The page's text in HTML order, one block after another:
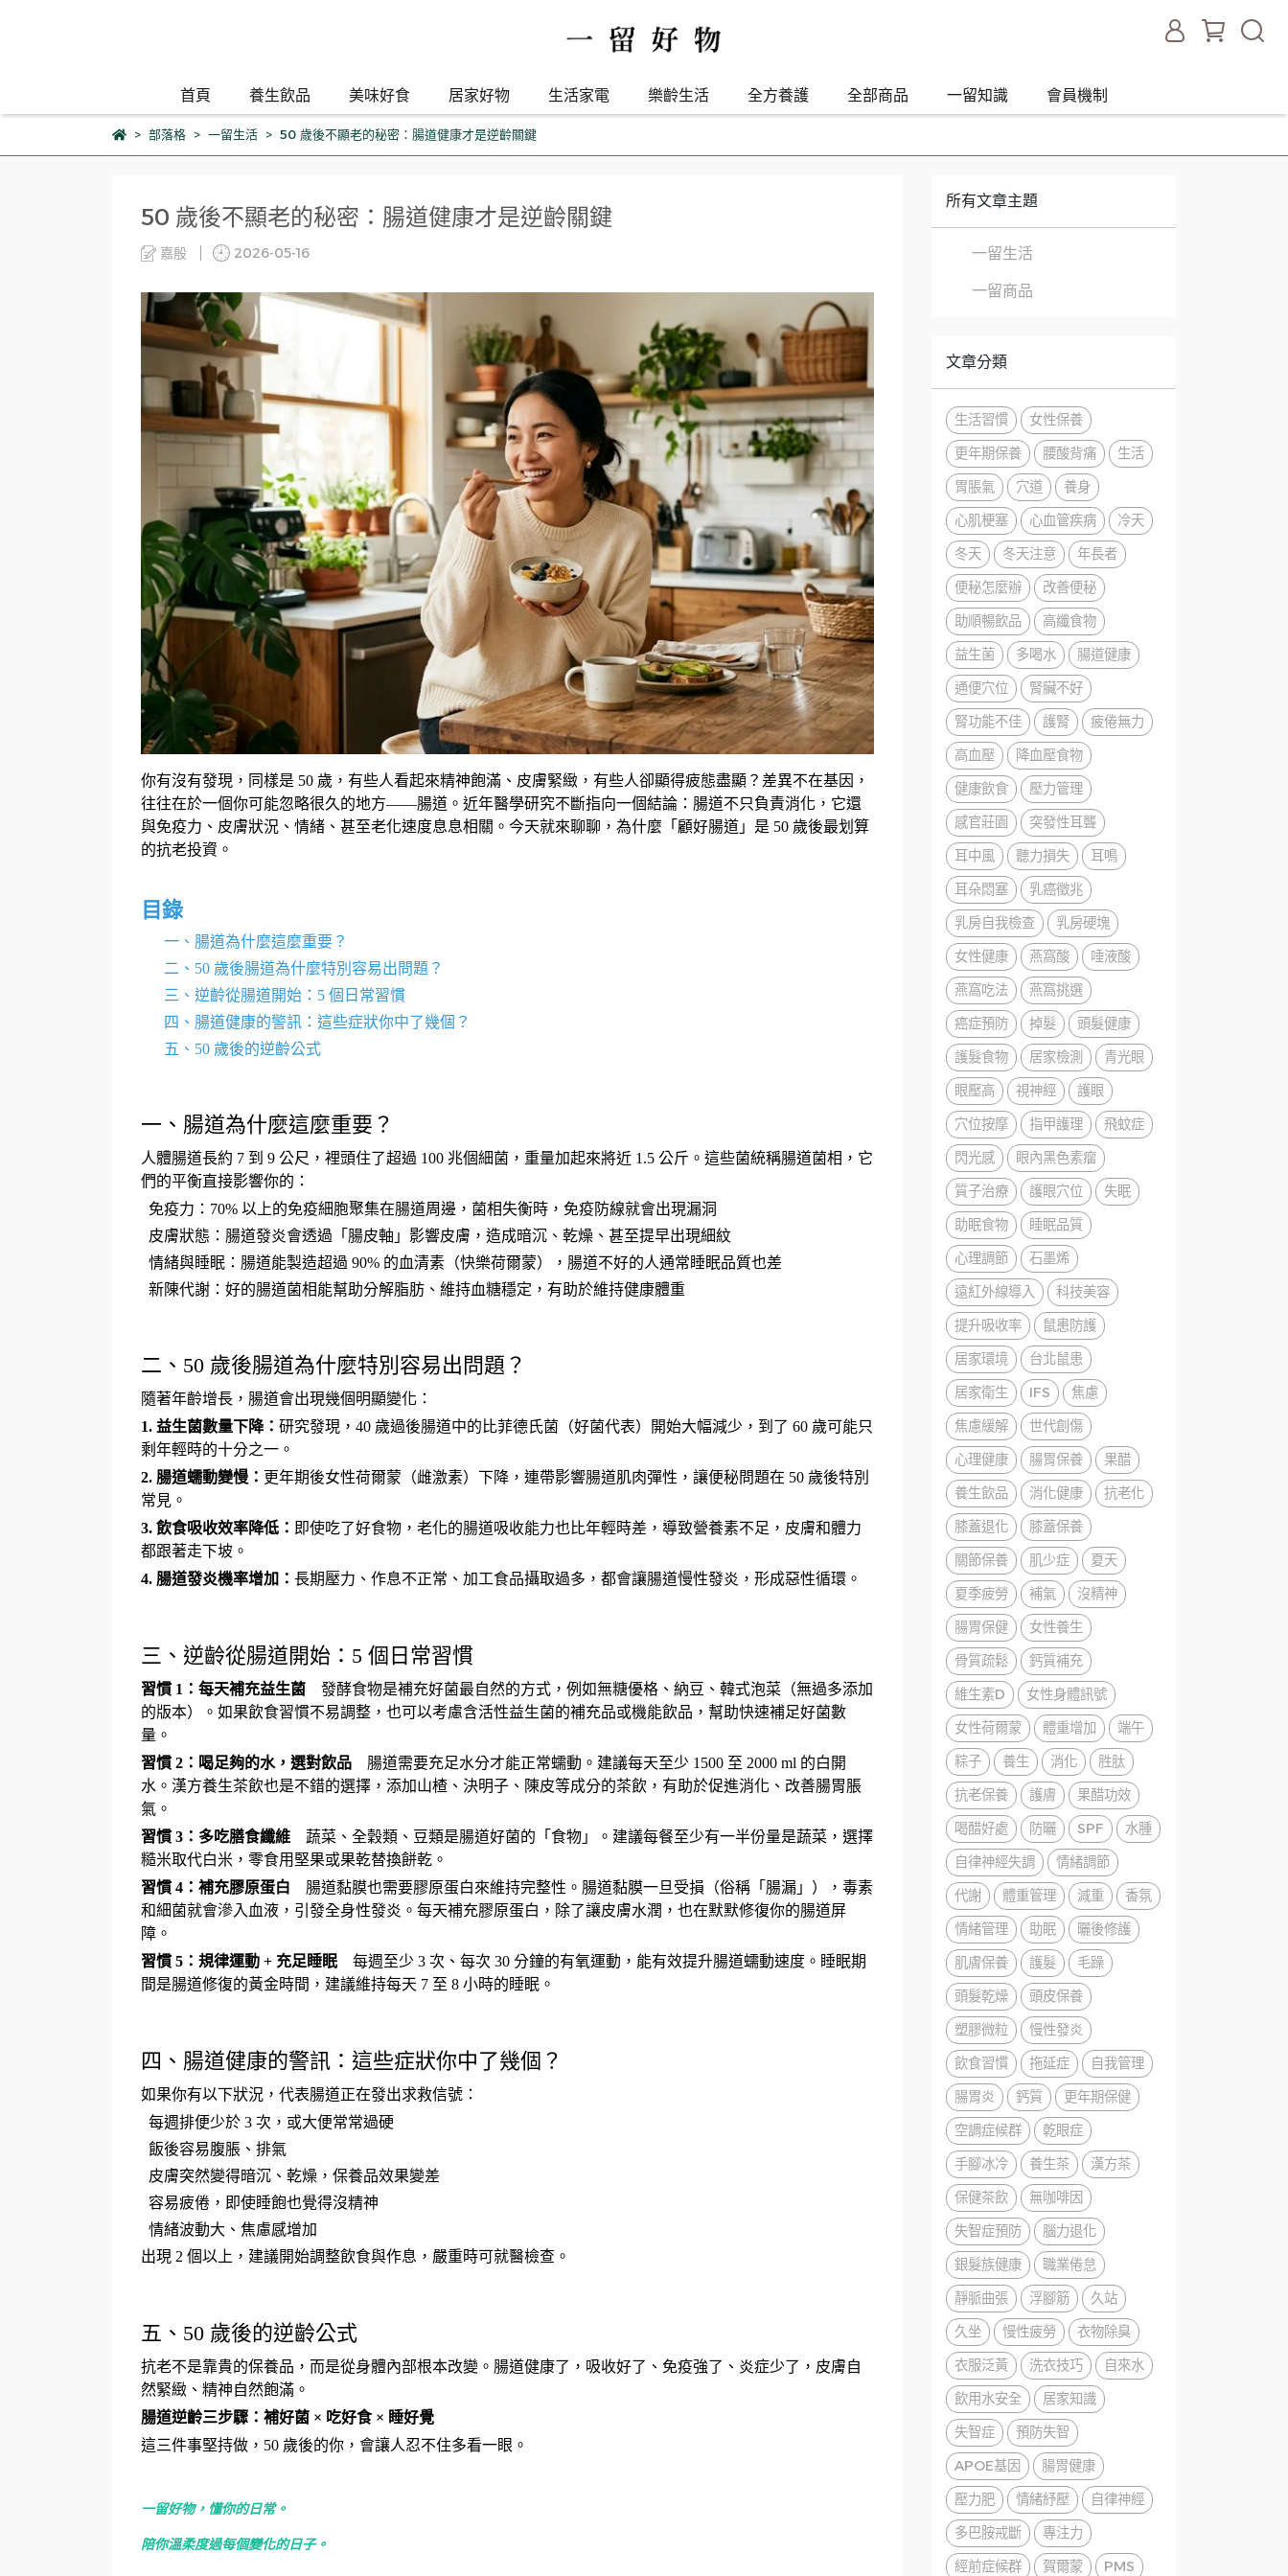
首頁 養生飲品 美味好食 居家好物 生活家電 樂齡生活 全方養護 全部商品 一留知識 會員機制
部落格 一留生活 50 歲後不顯老的秘密：腸道健康才是逆齡關鍵
50 歲後不顯老的秘密：腸道健康才是逆齡關鍵
嘉殷 2026-05-16
你有沒有發現，同樣是 50 歲，有些人看起來精神飽滿、皮膚緊緻，有些人卻顯得疲態盡顯？差異不在基因，
往往在於一個你可能忽略很久的地方——腸道。近年醫學研究不斷指向一個結論：腸道不只負責消化，它還
與免疫力、皮膚狀況、情緒、甚至老化速度息息相關。今天就來聊聊，為什麼「顧好腸道」是 50 歲後最划算
的抗老投資。
目錄
一、腸道為什麼這麼重要？
二、 50 歲後腸道為什麼特別容易出問題？
三、逆齡從腸道開始： 5 個日常習慣
四、腸道健康的警訊：這些症狀你中了幾個？
五、 50 歲後的逆齡公式
一、腸道為什麼這麼重要？
人體腸道長約 7 到 9 公尺，裡頭住了超過 100 兆個細菌，重量加起來將近 1.5 公斤。這些菌統稱腸道菌相，它
們的平衡直接影響你的：
免疫力： 70% 以上的免疫細胞聚集在腸道周邊，菌相失衡時，免疫防線就會出現漏洞
皮膚狀態：腸道發炎會透過「腸皮軸」影響皮膚，造成暗沉、乾燥、甚至提早出現細紋
情緒與睡眠：腸道能製造超過 90% 的血清素（快樂荷爾蒙），腸道不好的人通常睡眠品質也差
新陳代謝：好的腸道菌相能幫助分解脂肪、維持血糖穩定，有助於維持健康體重
二、50 歲後腸道為什麼特別容易出問題？
隨著年齡增長，腸道會出現幾個明顯變化：
1. 益生菌數量下降： 研究發現， 40 歲過後腸道中的比菲德氏菌（好菌代表）開始大幅減少，到了 60 歲可能只
剩年輕時的十分之一。
2. 腸道蠕動變慢： 更年期後女性荷爾蒙（雌激素）下降，連帶影響腸道肌肉彈性，讓便秘問題在 50 歲後特別
常見。
3. 飲食吸收效率降低： 即使吃了好食物，老化的腸道吸收能力也比年輕時差，導致營養素不足，皮膚和體力
都跟著走下坡。
4. 腸道發炎機率增加： 長期壓力、作息不正常、加工食品攝取過多，都會讓腸道慢性發炎，形成惡性循環。
三、逆齡從腸道開始：5 個日常習慣
習慣 1 ：每天補充益生菌 發酵食物是補充好菌最自然的方式，例如無糖優格、納豆、韓式泡菜（無過多添加
的版本）。如果飲食習慣不易調整，也可以考慮含活性益生菌的補充品或機能飲品，幫助快速補足好菌數
量。
習慣 2 ：喝足夠的水，選對飲品 腸道需要充足水分才能正常蠕動。建議每天至少 1500 至 2000 ml 的白開
水。漢方養生茶飲也是不錯的選擇，添加山楂、決明子、陳皮等成分的茶飲，有助於促進消化、改善腸胃脹
氣。
習慣 3 ：多吃膳食纖維 蔬菜、全穀類、豆類是腸道好菌的「食物」。建議每餐至少有一半份量是蔬菜，選擇
糙米取代白米，零食用堅果或果乾替換餅乾。
習慣 4 ：補充膠原蛋白 腸道黏膜也需要膠原蛋白來維持完整性。腸道黏膜一旦受損（俗稱「腸漏」），毒素
和細菌就會滲入血液，引發全身性發炎。每天補充膠原蛋白，除了讓皮膚水潤，也在默默修復你的腸道屏
障。
習慣 5 ：規律運動 + 充足睡眠 每週至少 3 次、每次 30 分鐘的有氧運動，能有效提升腸道蠕動速度。睡眠期
間是腸道修復的黃金時間，建議維持每天 7 至 8 小時的睡眠。
四、腸道健康的警訊：這些症狀你中了幾個？
如果你有以下狀況，代表腸道正在發出求救信號：
每週排便少於 3 次，或大便常常過硬
飯後容易腹脹、排氣
皮膚突然變得暗沉、乾燥，保養品效果變差
容易疲倦，即使睡飽也覺得沒精神
情緒波動大、焦慮感增加
出現 2 個以上，建議開始調整飲食與作息，嚴重時可就醫檢查。
五、50 歲後的逆齡公式
抗老不是靠貴的保養品，而是從身體內部根本改變。腸道健康了，吸收好了、免疫強了、炎症少了，皮膚自
然緊緻、精神自然飽滿。
腸道逆齡三步驟：補好菌 × 吃好食× 睡好覺
這三件事堅持做， 50 歲後的你，會讓人忍不住多看一眼。
一留好物，懂你的日常。
陪你溫柔度過每個變化的日子。
所有文章主題
一留生活
一留商品
文章分類
生活習慣
女性保養
更年期保養
腰酸背痛
生活
胃脹氣
穴道
養身
心肌梗塞
心血管疾病
冷天
冬天
冬天注意
年長者
便秘怎麼辦
改善便秘
助順暢飲品
高纖食物
益生菌
多喝水
腸道健康
通便穴位
腎臟不好
腎功能不佳
護腎
疲倦無力
高血壓
降血壓食物
健康飲食
壓力管理
感官莊園
突發性耳聾
耳中風
聽力損失
耳鳴
耳朵悶塞
乳癌徵兆
乳房自我檢查
乳房硬塊
女性健康
燕窩酸
唾液酸
燕窩吃法
燕窩挑選
癌症預防
掉髮
頭髮健康
護髮食物
居家檢測
青光眼
眼壓高
視神經
護眼
穴位按摩
指甲護理
飛蚊症
閃光感
眼內黑色素瘤
質子治療
護眼穴位
失眠
助眠食物
睡眠品質
心理調節
石墨烯
遠紅外線導入
科技美容
提升吸收率
鼠患防護
居家環境
台北鼠患
居家衛生
IFS
焦慮
焦慮緩解
世代創傷
心理健康
腸胃保養
果醋
養生飲品
消化健康
抗老化
膝蓋退化
膝蓋保養
關節保養
肌少症
夏天
夏季疲勞
補氣
沒精神
腸胃保健
女性養生
骨質疏鬆
鈣質補充
維生素D
女性身體訊號
女性荷爾蒙
體重增加
端午
粽子
養生 消化
胜肽
抗老保養
護膚
果醋功效
喝醋好處
防曬 SPF
水腫
自律神經失調
情緒調節
代謝
體重管理 減重
香氛
情緒管理
助眠
曬後修護
肌膚保養
護髮
毛躁
頭髮乾燥
頭皮保養
塑膠微粒
慢性發炎
飲食習慣
拖延症
自我管理
腸胃炎
鈣質
更年期保健
空調症候群
乾眼症
手腳冰冷
養生茶
漢方茶
保健茶飲
無咖啡因
失智症預防
腦力退化
銀髮族健康
職業倦怠
靜脈曲張
浮腳筋
久站
久坐
慢性疲勞
衣物除臭
衣服泛黃
洗衣技巧
自來水
飲用水安全
居家知識
失智症
預防失智
APOE基因
腸胃健康
壓力肥
情緒紓壓
自律神經
多巴胺戒斷
專注力
經前症候群
賀爾蒙 PMS